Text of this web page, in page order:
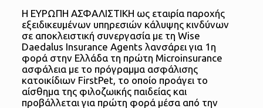
H ΕΥΡΩΠΗ ΑΣΦΑΛΙΣΤΙΚΗ ως εταιρία παροχής
εξειδικευμένων υπηρεσιών κάλυψης κινδύνων
σε αποκλειστική συνεργασία με τη Wise
Daedalus Insurance Agents λανσάρει για 1η
φορά στην Ελλάδα τη πρώτη Microinsurance
ασφάλεια με το πρόγραμμα ασφάλισης
κατοικίδιων FirstPet, το οποίο προάγει το
αίσθημα της φιλοζωικής παιδείας και
προβάλλεται για πρώτη φορά μέσα από την